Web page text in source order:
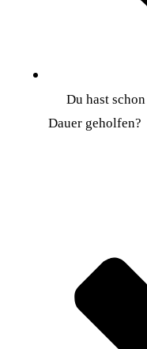
Du hast
Dauer geholfen?